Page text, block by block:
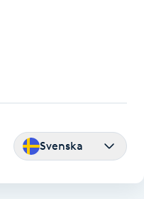
Svenska